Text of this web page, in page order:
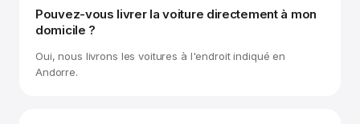
Pouvez-vous livrer la voiture directement à mon
domicile ?
Oui, nous livrons les voitures à l'endroit indiqué en
Andorre.